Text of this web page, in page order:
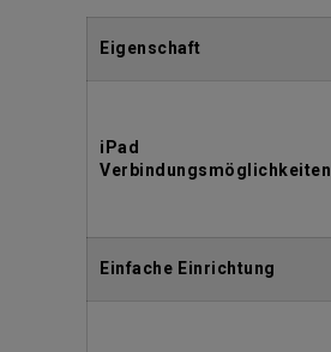
Eigenschaft
iPad
Verbindungsmöglichkeiten
Einfache Einrichtung